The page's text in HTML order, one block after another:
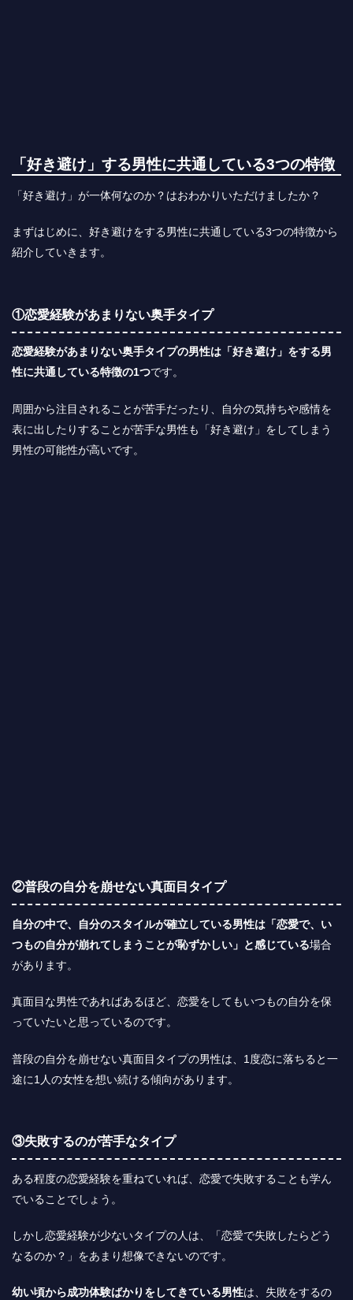
「好き避け」する男性に共通している3つの特徴
「好き避け」が一体何なのか？はおわかりいただけましたか？
まずはじめに、好き避けをする男性に共通している3つの特徴から
紹介していきます。
①恋愛経験があまりない奥手タイプ
恋愛経験があまりない奥手タイプの男性は「好き避け」をする男
性に共通している特徴の1つです。
周囲から注目されることが苦手だったり、自分の気持ちや感情を
表に出したりすることが苦手な男性も「好き避け」をしてしまう
男性の可能性が高いです。
②普段の自分を崩せない真面目タイプ
自分の中で、自分のスタイルが確立している男性は「恋愛で、い
つもの自分が崩れてしまうことが恥ずかしい」と感じている場合
があります。
真面目な男性であればあるほど、恋愛をしてもいつもの自分を保
っていたいと思っているのです。
普段の自分を崩せない真面目タイプの男性は、1度恋に落ちると一
途に1人の女性を想い続ける傾向があります。
③失敗するのが苦手なタイプ
ある程度の恋愛経験を重ねていれば、恋愛で失敗することも学ん
でいることでしょう。
しかし恋愛経験が少ないタイプの人は、「恋愛で失敗したらどう
なるのか？」をあまり想像できないのです。
幼い頃から成功体験ばかりをしてきている男性は、失敗をするの